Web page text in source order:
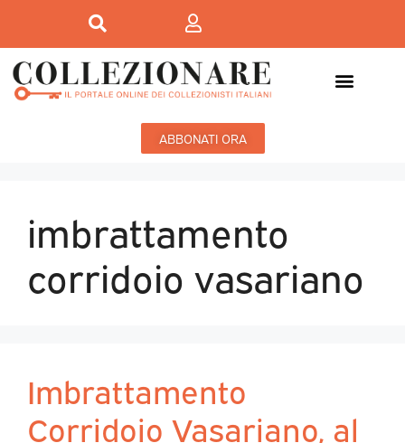
ABBONATI ORA
imbrattamento
corridoio vasariano
Imbrattamento
Corridoio Vasariano, al